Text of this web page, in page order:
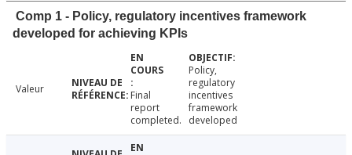
Comp 1 - Policy, regulatory incentives framework
developed for achieving KPIs
Valeur
Final
report
completed.
Policy,
regulatory
incentives
framework
developed